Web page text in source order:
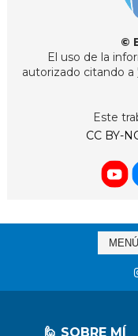
©
El uso de la
autorizado citando a
Este
CC BY-
🙋 SOBRE MÍ